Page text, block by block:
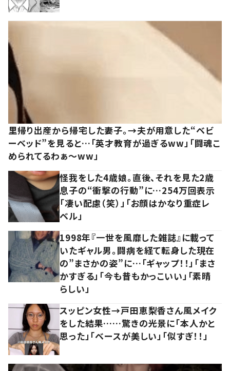
里帰り出産から帰宅した妻子。→夫が用意した“ベビ
ーベッド”を見ると…「英才教育が過ぎるww」「闘魂こ
められてるわぁ～ww」
怪我をした4歳娘。直後、それを見た2歳
息子の“衝撃の行動”に…254万回表示
「凄い配慮（笑）」「お顔はかなり重症レ
ベル」
1998年『一世を風靡した雑誌』に載って
いたギャル男。闘病を経て転身した現在
の”まさかの姿”に…「ギャップ！！」「まさ
かすぎる」「今も昔もかっこいい」「素晴
らしい」
スッピン女性→戸田恵梨香さん風メイク
をした結果……驚きの光景に「本人かと
思った」「ベースが美しい」「似すぎ！！」